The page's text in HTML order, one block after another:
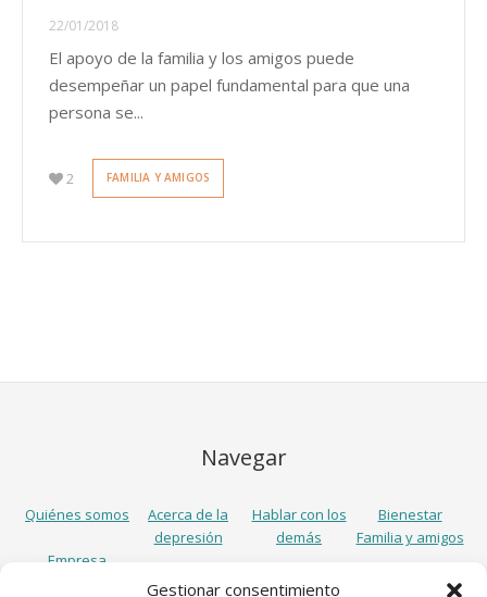
Gestionar consentimiento
22/01/2018
El apoyo de la familia y los amigos puede
desempeñar un papel fundamental para que una
persona se...
2 FAMILIA Y AMIGOS
Navegar
Quiénes somos
Acerca de la
depresión
Hablar con los
demás
Bienestar
Familia y amigos
Empresa